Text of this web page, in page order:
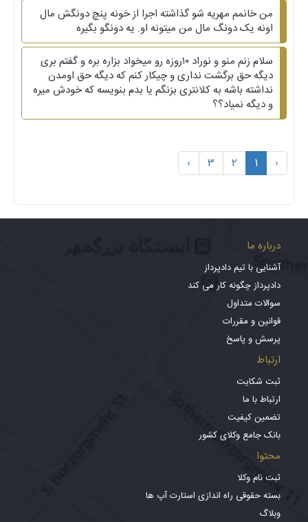
من خانمم مهریه شو گذاشته اجرا از خونه پنچ دونگش مال
اونه یک دونگ مال من میتونه او. یه دونگو بگیره
سلام زنم منو و نوراد ۱۰روزه رو میخواد بزاره بره و گفتم بری
دیگه حق برگشت نداری و چیکار کنم که دیگه حق اومدن
نداشته باشه به کلانتری بزنگم یا بدم بنویسه که خودش میره
و دیگه نمیاد؟؟
‹
1
2
3
›
درباره ما
آشنایی با تیم دادپرداز
دادپرداز چگونه کار می کند
سوالات متداول
قوانین و مقررات
پرسش و پاسخ
ارتباط
ثبت شکایت
ارتباط با ما
تضمین کیفیت
بانک جامع وکلای کشور
محتوا
ثبت نام وکلا
بسته حقوقی راه اندازی استارت آپ ها
وبلاگ